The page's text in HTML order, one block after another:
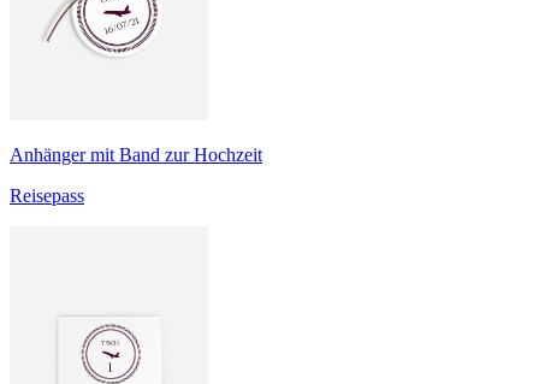
Anhänger mit Band zur Hochzeit
Reisepass